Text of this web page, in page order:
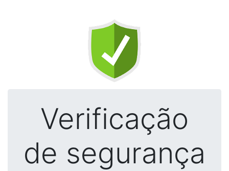
Verificação
de segurança